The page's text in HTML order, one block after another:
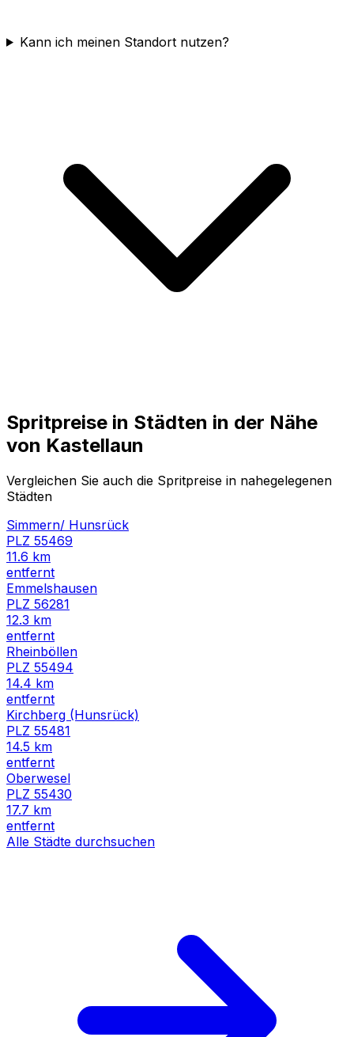
Kann ich meinen Standort nutzen?
Spritpreise in Städten in der Nähe
von Kastellaun
Vergleichen Sie auch die Spritpreise in nahegelegenen
Städten
Simmern/ Hunsrück
PLZ 55469
11.6 km
entfernt
Emmelshausen
PLZ 56281
12.3 km
entfernt
Rheinböllen
PLZ 55494
14.4 km
entfernt
Kirchberg (Hunsrück)
PLZ 55481
14.5 km
entfernt
Oberwesel
PLZ 55430
17.7 km
entfernt
Alle Städte durchsuchen